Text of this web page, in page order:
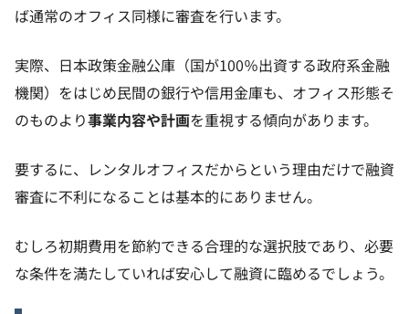
ば通常のオフィス同様に審査を行います。
実際、日本政策金融公庫（国が100％出資する政府系金融
機関）をはじめ民間の銀行や信用金庫も、オフィス形態そ
のものより事業内容や計画を重視する傾向があります。
要するに、レンタルオフィスだからという理由だけで融資
審査に不利になることは基本的にありません。
むしろ初期費用を節約できる合理的な選択肢であり、必要
な条件を満たしていれば安心して融資に臨めるでしょう。